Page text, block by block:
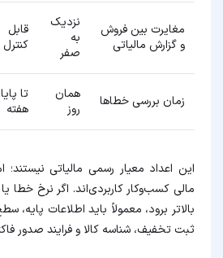
مغایرت بین فروش
و گزارش مالیاتی
نزدیک
به
صفر
قابل
کنترل
زمان بررسی خطاها
همان
روز
تا
هفته
این اعداد معیار رسمی مالیاتی نیستند؛
مالی کسب‌وکار کاربردی‌اند. اگر نرخ خطا
بالاتر برود، معمولاً باید اطلاعات پایه،
ثبت تخفیف، شناسه کالا و فرایند صدور